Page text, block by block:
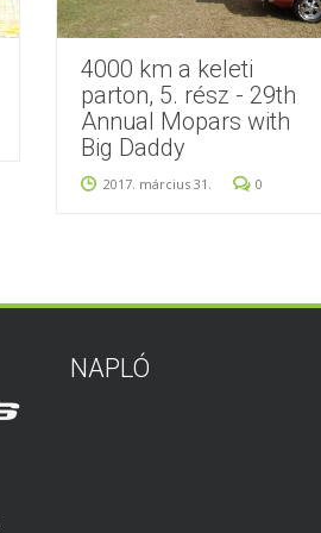
4000 km a keleti
parton, 5. rész - 29th
Annual Mopars with
Big Daddy
2017. március 31. 0
NAPLÓ